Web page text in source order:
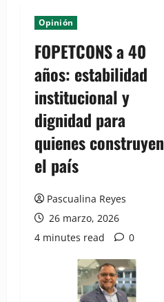
Opinión
FOPETCONS a 40
años: estabilidad
institucional y
dignidad para
quienes construyen
el país
Pascualina Reyes
26 marzo, 2026
4 minutes read
0